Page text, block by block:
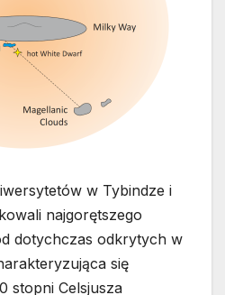
w Tybindze i
najgorętszego
dotychczas odkrytych w
się
stopni Celsjusza